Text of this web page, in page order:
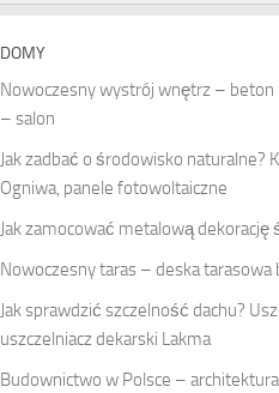
DOMY
Nowoczesny wystrój wnętrz – beton
– salon
Jak zadbać o środowisko naturalne?
Ogniwa, panele fotowoltaiczne
Jak zamocować metalową dekorację
Nowoczesny taras – deska tarasowa
Jak sprawdzić szczelność dachu?
uszczelniacz dekarski Lakma
Budownictwo w Polsce –